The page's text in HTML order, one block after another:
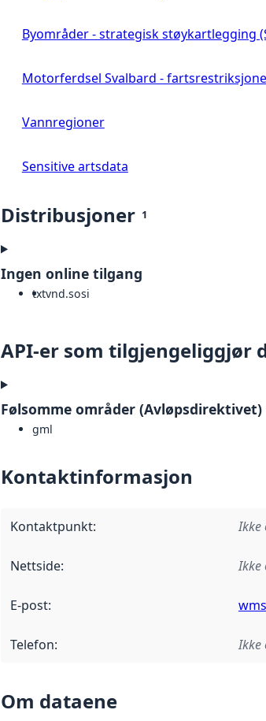
Byområder - strategisk støykartlegging
Motorferdsel Svalbard -
Vannregioner
Sensitive artsdata
Distribusjoner 1
Ingen online tilgang
txtvnd.sosi
API-er som tilgjengeliggjør
Følsomme områder
gml
Kontaktinformasjon
Kontaktpunkt: Ikke
Nettside: Ikke
E-post:
Telefon: Ikke
Om dataene